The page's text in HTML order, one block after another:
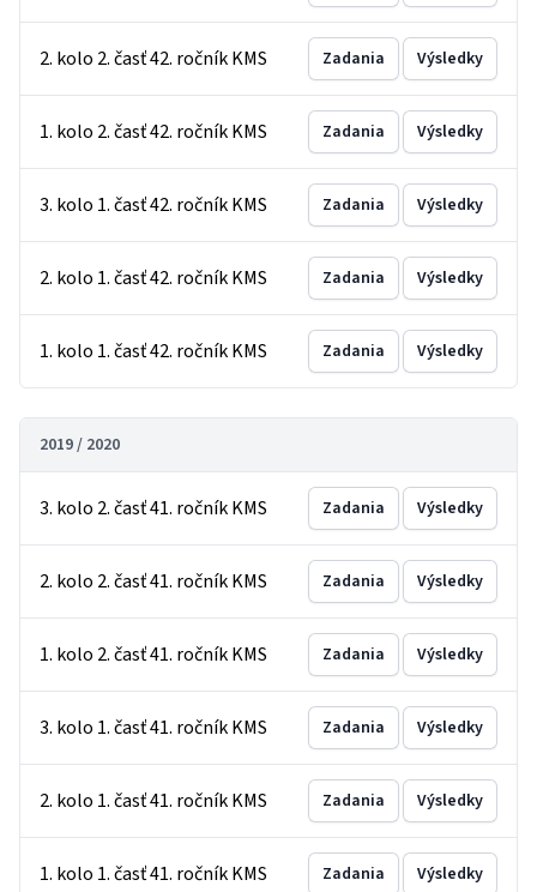
2. kolo 2. časť 42. ročník KMS Zadania Výsledky
1. kolo 2. časť 42. ročník KMS Zadania Výsledky
3. kolo 1. časť 42. ročník KMS Zadania Výsledky
2. kolo 1. časť 42. ročník KMS Zadania Výsledky
1. kolo 1. časť 42. ročník KMS Zadania Výsledky
2019 / 2020
3. kolo 2. časť 41. ročník KMS Zadania Výsledky
2. kolo 2. časť 41. ročník KMS Zadania Výsledky
1. kolo 2. časť 41. ročník KMS Zadania Výsledky
3. kolo 1. časť 41. ročník KMS Zadania Výsledky
2. kolo 1. časť 41. ročník KMS Zadania Výsledky
1. kolo 1. časť 41. ročník KMS Zadania Výsledky